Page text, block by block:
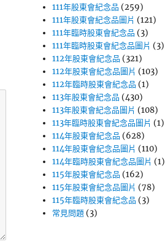
111年股東會紀念品 (259)
111年股東會紀念品圖片 (121)
111年臨時股東會紀念品 (3)
111年臨時股東會紀念品圖片 (3)
112年股東會紀念品 (321)
112年股東會紀念品圖片 (103)
112年臨時股東會紀念品 (1)
113年股東會紀念品 (430)
113年股東會紀念品圖片 (108)
113年臨時股東會紀念品圖片 (1)
114年股東會紀念品 (628)
114年股東會紀念品圖片 (110)
114年臨時股東會紀念品圖片 (1)
115年股東會紀念品 (162)
115年股東會紀念品圖片 (78)
115年臨時股東會紀念品 (3)
常見問題 (3)